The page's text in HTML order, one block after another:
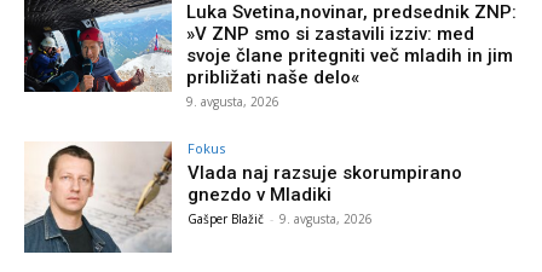
Luka Svetina,novinar, predsednik ZNP:
»V ZNP smo si zastavili izziv: med
svoje člane pritegniti več mladih in jim
približati naše delo«
9. avgusta, 2026
Fokus
Vlada naj razsuje skorumpirano
gnezdo v Mladiki
Gašper Blažič - 9. avgusta, 2026